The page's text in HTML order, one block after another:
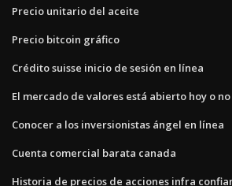
Precio unitario del aceite
Precio bitcoin gráfico
Crédito suisse inicio de sesión en línea
El mercado de valores está abierto hoy o no
Conocer a los inversionistas ángel en línea
Cuenta comercial barata canada
Historia de precios de acciones infra